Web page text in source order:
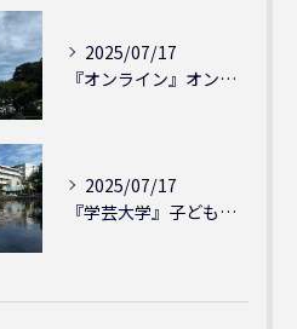
2025/07/17
『オンライン』オンラインの会員様大募集中！シェリー・アーツ音...
2025/07/17
『学芸大学』子どもには子どもの表現が大切！シェリー・アーツ音...